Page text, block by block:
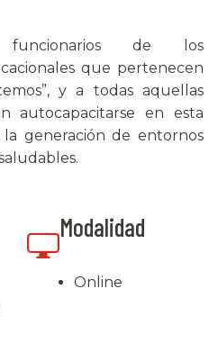
funcionarios de los
que pertenecen
y a todas aquellas
autocapacitarse en esta
generación de entornos
Modalidad
Online